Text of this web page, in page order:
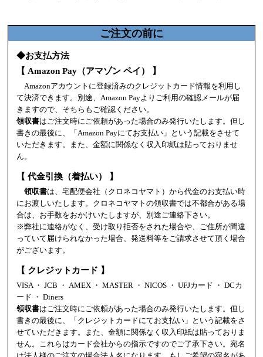
ご注文の前に
◆お支払方法
【 Amazon Pay（アマゾン ペイ） 】
Amazonアカウントに登録済みのクレジットカード情報を利用し
て決済できます。別途、Amazon Payよりご利用の確認メールが届
きますので、そちらもご確認ください。
領収書はご注文時にご依頼があった場合のみ発行いたします。但し
書きの最後に、「Amazon Payにてお支払い」という記載をさせて
いただきます。また、金額に関係なく収入印紙は貼っておりませ
ん。
【 代金引換（着払い） 】
領収書は、宅配便会社（クロネコヤマト）から代金のお支払い時
にお渡しいたします。クロネコヤマトの領収書では不都合がある場
合は、お手数をおかけいたしますが、別途ご連絡下さい。
※弊社に連絡がなく、受け取り拒否をされた場合や、ご住所が間違
っていて届けられなかった場合、発送料等をご請求させて頂く場合
がございます。
【 クレジットカード 】
VISA ・ JCB ・ AMEX ・ MASTER ・ NICOS ・ UFJカード ・ DCカ
ード ・ Diners
領収書はご注文時にご依頼があった場合のみ発行いたします。但し
書きの最後に、「クレジットカードにてお支払い」という記載をさ
せていただきます。また、金額に関係なく収入印紙は貼っておりま
せん。これらはカード会社からの指示ですのでご了承下さい。宛名